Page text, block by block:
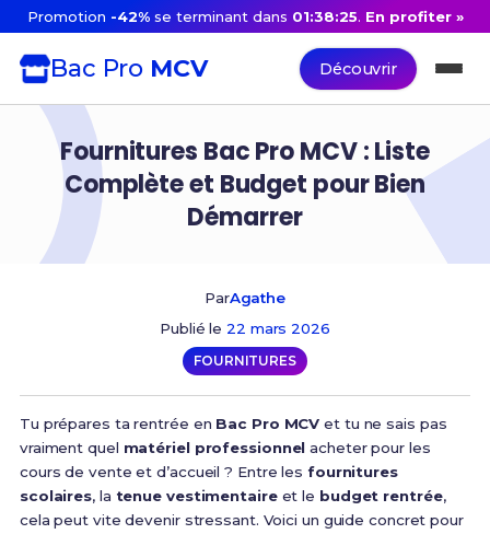
Promotion -42%se terminant dans 01:38:24. En profiter »
Bac Pro MCV Découvrir
Fournitures Bac Pro MCV : Liste
Complète et Budget pour Bien
Démarrer
ParAgathe
Publié le 22 mars 2026
FOURNITURES
Tu prépares ta rentrée en Bac Pro MCV et tu ne sais pas
vraiment quel matériel professionnel acheter pour les
cours de vente et d’accueil ? Entre les fournitures
scolaires, la tenue vestimentaireet le budget rentrée,
cela peut vite devenir stressant. Voici un guide concret pour